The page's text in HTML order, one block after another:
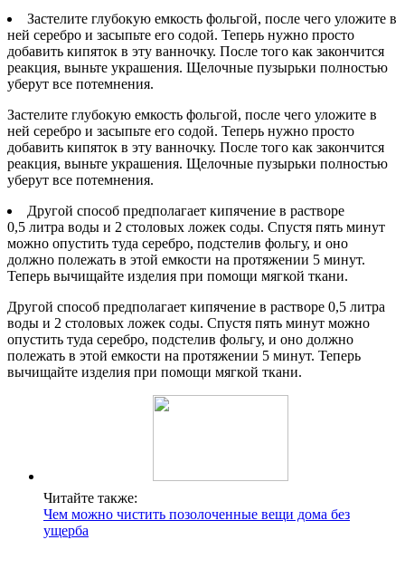
Застелите глубокую емкость фольгой, после чего уложите в
ней серебро и засыпьте его содой. Теперь нужно просто
добавить кипяток в эту ванночку. После того как закончится
реакция, выньте украшения. Щелочные пузырьки полностью
уберут все потемнения.
Застелите глубокую емкость фольгой, после чего уложите в
ней серебро и засыпьте его содой. Теперь нужно просто
добавить кипяток в эту ванночку. После того как закончится
реакция, выньте украшения. Щелочные пузырьки полностью
уберут все потемнения.
Другой способ предполагает кипячение в растворе
0,5 литра воды и 2 столовых ложек соды. Спустя пять минут
можно опустить туда серебро, подстелив фольгу, и оно
должно полежать в этой емкости на протяжении 5 минут.
Теперь вычищайте изделия при помощи мягкой ткани.
Другой способ предполагает кипячение в растворе 0,5 литра
воды и 2 столовых ложек соды. Спустя пять минут можно
опустить туда серебро, подстелив фольгу, и оно должно
полежать в этой емкости на протяжении 5 минут. Теперь
вычищайте изделия при помощи мягкой ткани.
Читайте также:
Чем можно чистить позолоченные вещи дома без
ущерба